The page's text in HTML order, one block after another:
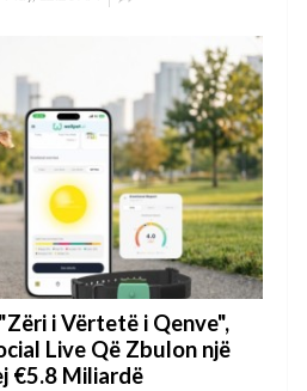
i Vërtetë i Qenve",
Live Që Zbulon një
€5.8 Miliardë